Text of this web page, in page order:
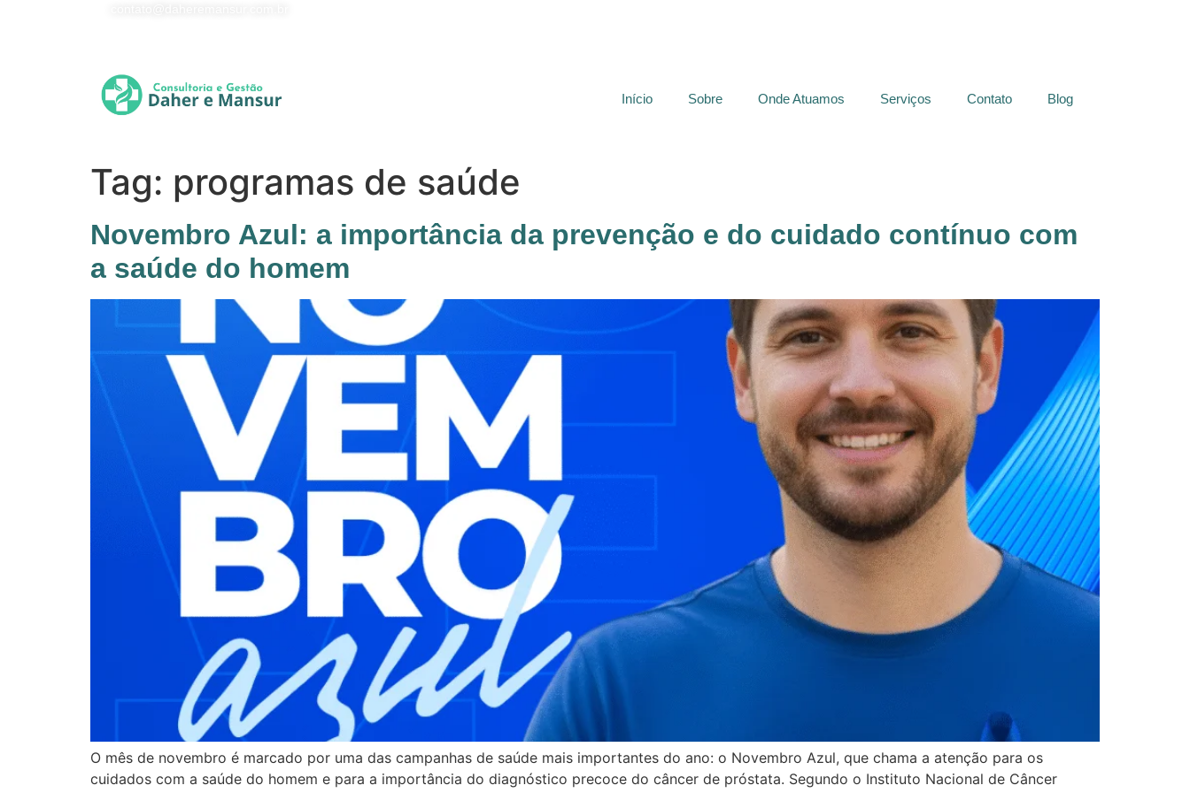
Início Sobre Onde Atuamos Serviços Contato Blog
Tag: programas de saúde
Novembro Azul: a importância da prevenção e do cuidado contínuo com
a saúde do homem
O mês de novembro é marcado por uma das campanhas de saúde mais importantes do ano: o Novembro Azul, que chama a atenção para os
cuidados com a saúde do homem e para a importância do diagnóstico precoce do câncer de próstata. Segundo o Instituto Nacional de Câncer